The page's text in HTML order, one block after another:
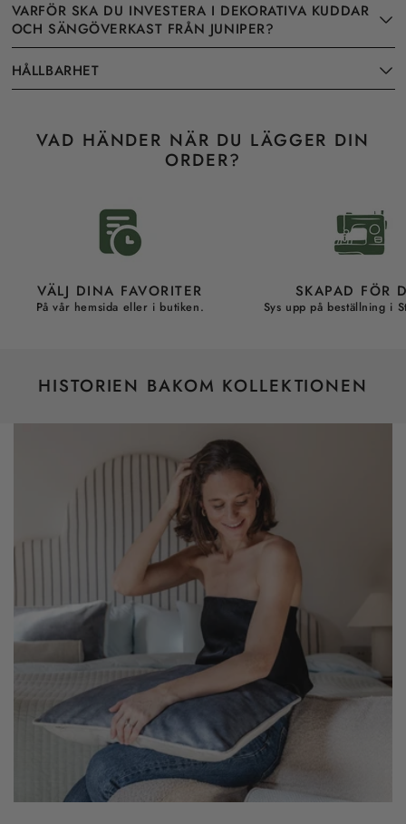
VARFÖR SKA DU INVESTERA I DEKORATIVA KUDDAR
OCH SÄNGÖVERKAST FRÅN JUNIPER?
HÅLLBARHET
VAD HÄNDER NÄR DU LÄGGER DIN
ORDER?
VÄLJ DINA FAVORITER
På vår hemsida eller i butiken.
SKAPAD FÖR
Sys upp på beställning i
HISTORIEN BAKOM KOLLEKTIONEN